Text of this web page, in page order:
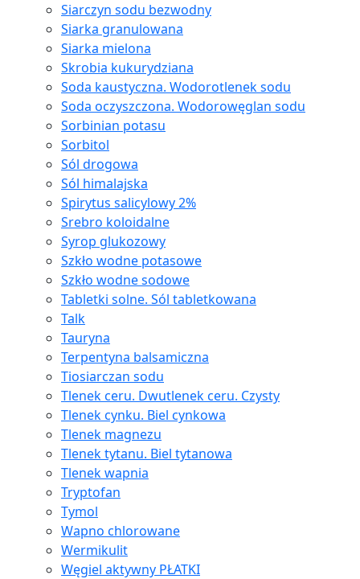
Siarczyn sodu bezwodny
Siarka granulowana
Siarka mielona
Skrobia kukurydziana
Soda kaustyczna. Wodorotlenek sodu
Soda oczyszczona. Wodorowęglan sodu
Sorbinian potasu
Sorbitol
Sól drogowa
Sól himalajska
Spirytus salicylowy 2%
Srebro koloidalne
Syrop glukozowy
Szkło wodne potasowe
Szkło wodne sodowe
Tabletki solne. Sól tabletkowana
Talk
Tauryna
Terpentyna balsamiczna
Tiosiarczan sodu
Tlenek ceru. Dwutlenek ceru. Czysty
Tlenek cynku. Biel cynkowa
Tlenek magnezu
Tlenek tytanu. Biel tytanowa
Tlenek wapnia
Tryptofan
Tymol
Wapno chlorowane
Wermikulit
Węgiel aktywny PŁATKI